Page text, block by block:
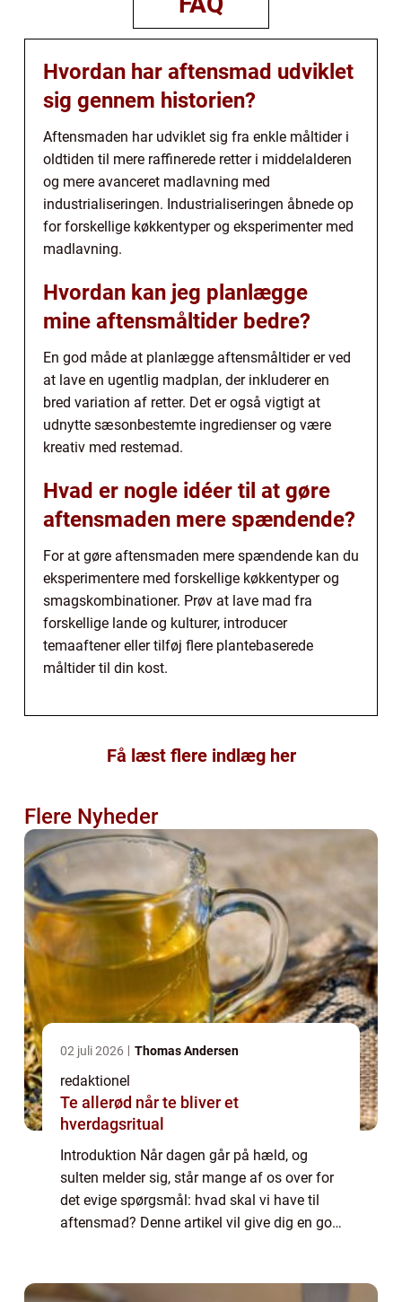
Hvordan har aftensmad udviklet
sig gennem historien?
Aftensmaden har udviklet sig fra enkle måltider i
oldtiden til mere raffinerede retter i middelalderen
og mere avanceret madlavning med
industrialiseringen. Industrialiseringen åbnede op
for forskellige køkkentyper og eksperimenter med
madlavning.
Hvordan kan jeg planlægge
mine aftensmåltider bedre?
En god måde at planlægge aftensmåltider er ved
at lave en ugentlig madplan, der inkluderer en
bred variation af retter. Det er også vigtigt at
udnytte sæsonbestemte ingredienser og være
kreativ med restemad.
Hvad er nogle idéer til at gøre
aftensmaden mere spændende?
For at gøre aftensmaden mere spændende kan du
eksperimentere med forskellige køkkentyper og
smagskombinationer. Prøv at lave mad fra
forskellige lande og kulturer, introducer
temaaftener eller tilføj flere plantebaserede
måltider til din kost.
Få læst flere indlæg her
Flere Nyheder
02 juli 2026 Thomas Andersen
redaktionel
Te allerød når te bliver et
hverdagsritual
Introduktion Når dagen går på hæld, og
sulten melder sig, står mange af os over for
det evige spørgsmål: hvad skal vi have til
aftensmad? Denne artikel vil give dig en god